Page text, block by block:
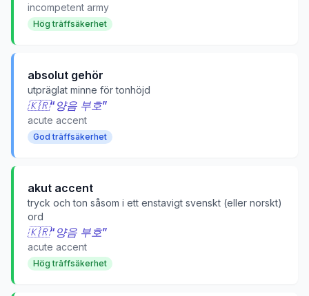
incompetent army
Hög träffsäkerhet
absolut gehör
utpräglat minne för tonhöjd
🇰🇷“ 양음 부호”
acute accent
God träffsäkerhet
akut accent
tryck och ton såsom i ett enstavigt svenskt (eller norskt)
ord
🇰🇷“ 양음 부호”
acute accent
Hög träffsäkerhet